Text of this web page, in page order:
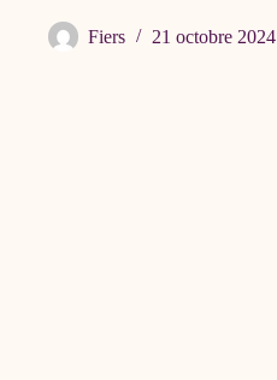
Fiers 21 octobre 2024